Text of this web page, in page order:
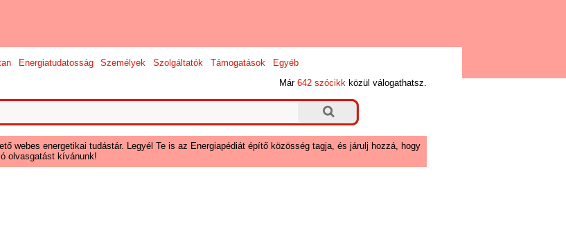
Energiatudatosság Személyek Szolgáltatók Támogatások
Egyéb
Már642 szócikk közül válogathatsz.
webes energetikai tudástár. Legyél Te is az Energiapédiát építő közösség tagja, és járulj hozzá, hogy
olvasgatást kívánunk!